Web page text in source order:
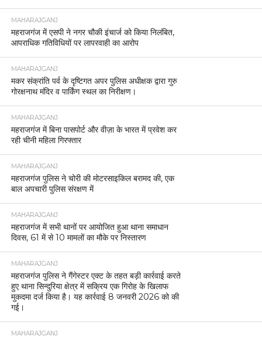
MAHARAJGANJ
महराजगंज में एसपी ने नगर चौकी इंचार्ज को किया निलंबित,
आपराधिक गतिविधियों पर लापरवाही का आरोप
MAHARAJGANJ
मकर संक्रांति पर्व के दृष्टिगत अपर पुलिस अधीक्षक द्वारा गुरु
गोरक्षनाथ मंदिर व पार्किंग स्थल का निरीक्षण।
MAHARAJGANJ
महराजगंज में बिना पासपोर्ट और वीज़ा के भारत में प्रवेश कर
रही चीनी महिला गिरफ्तार
MAHARAJGANJ
महराजगंज पुलिस ने चोरी की मोटरसाइकिल बरामद की, एक
बाल अपचारी पुलिस संरक्षण में
MAHARAJGANJ
महराजगंज में सभी थानों पर आयोजित हुआ थाना समाधान
दिवस, 61 में से 10 मामलों का मौके पर निस्तारण
MAHARAJGANJ
महराजगंज पुलिस ने गैंगेस्टर एक्ट के तहत बड़ी कार्रवाई करते
हुए थाना सिन्दुरिया क्षेत्र में सक्रिय एक गिरोह के खिलाफ
मुकदमा दर्ज किया है। यह कार्रवाई 8 जनवरी 2026 को की
गई।
MAHARAJGANJ